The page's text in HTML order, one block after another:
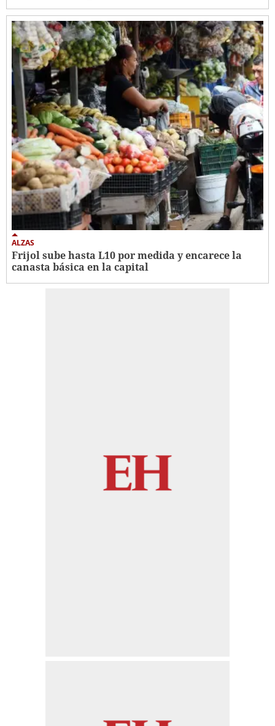
ALZAS
Frijol sube hasta L10 por medida y encarece la
canasta básica en la capital